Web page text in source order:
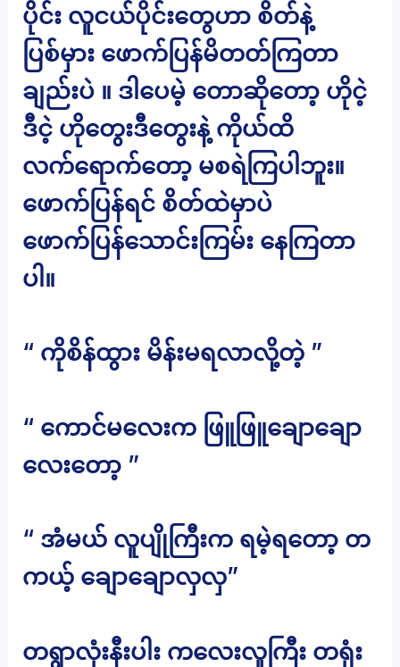
ပိုင်း လူငယ်ပိုင်းတွေဟာ စိတ်နဲ့
ပြစ်မှား ဖောက်ပြန်မိတတ်ကြတာ
ချည်းပဲ ။ ဒါပေမဲ့ တောဆိုတော့ ဟိုငဲ့
ဒီငဲ့ ဟိုတွေးဒီတွေးနဲ့ ကိုယ်ထိ
လက်ရောက်တော့ မစရဲကြပါဘူး။
ဖောက်ပြန်ရင် စိတ်ထဲမှာပဲ
ဖောက်ပြန်သောင်းကြမ်း နေကြတာ
ပါ။
“ ကိုစိန်ထွား မိန်းမရလာလို့တဲ့ ”
“ ကောင်မလေးက ဖြူဖြူချောချော
လေးတော့ ”
“ အံမယ် လူပျိုကြီးက ရမဲ့ရတော့ တ
ကယ့် ချောချောလှလှ”
တရွာလုံးနီးပါး ကလေးလူကြီး တရုံး